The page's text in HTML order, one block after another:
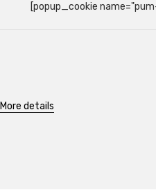
[popup_cookie
More details